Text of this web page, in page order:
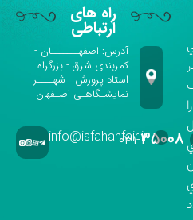
راه های
ارتباطی
آدرس: اصفهـــــــان -
کمربندی شرق - بزرگراه
استاد پرورش - شهــــر
نمایشـگاهـی اصـفهان
۰۳۱-۳۵۰۰۸info@isfahanfair.ir